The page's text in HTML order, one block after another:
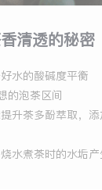
清透的秘密
水的酸碱度平衡
的泡茶区间
升茶多酚萃取，
水煮茶时的水垢产